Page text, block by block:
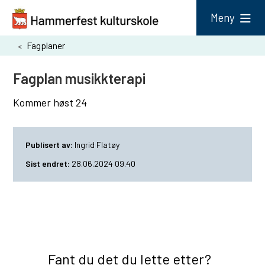
H
a
m
m
r
f
t
Meny
Du
her:
Fagplaner
Fagplan musikkterapi
Kommer høst 24
Publisert av Ingrid Flatøy
Sist endret 28.06.2024 09.40
Fant du det du lette etter?